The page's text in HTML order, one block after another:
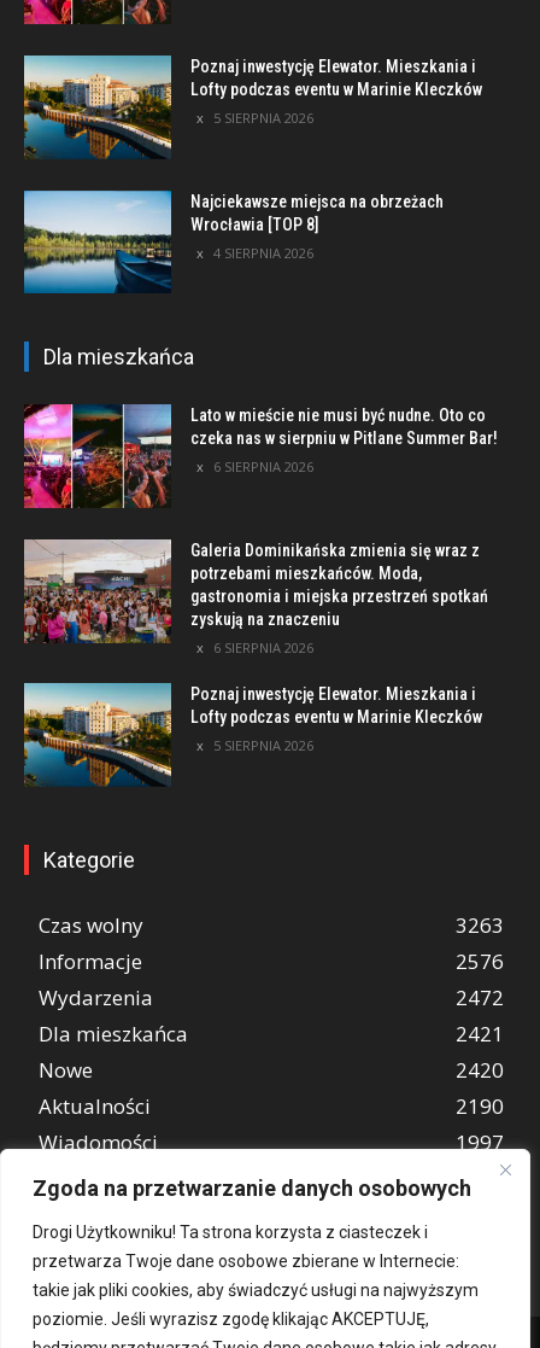
Zgoda na przetwarzanie danych osobowych
Drogi Użytkowniku! Ta strona korzysta z ciasteczek i
przetwarza Twoje dane osobowe zbierane w Internecie:
takie jak pliki cookies, aby świadczyć usługi na najwyższym
poziomie. Jeśli wyrazisz zgodę klikając AKCEPTUJĘ,
Poznaj inwestycję Elewator. Mieszkania i
Lofty podczas eventu w Marinie Kleczków
5 SIERPNIA 2026
Najciekawsze miejsca na obrzeżach
Wrocławia [TOP 8]
4 SIERPNIA 2026
Dla mieszkańca
Lato w mieście nie musi być nudne. Oto co
czeka nas w sierpniu w Pitlane Summer Bar!
6 SIERPNIA 2026
Galeria Dominikańska zmienia się wraz z
potrzebami mieszkańców. Moda,
gastronomia i miejska przestrzeń spotkań
zyskują na znaczeniu
6 SIERPNIA 2026
Poznaj inwestycję Elewator. Mieszkania i
Lofty podczas eventu w Marinie Kleczków
5 SIERPNIA 2026
Kategorie
Czas wolny
3263
Informacje
2576
Wydarzenia
2472
Dla mieszkańca
2421
Nowe
2420
Aktualności
2190
Wiadomości
1997
REKLAMA
849